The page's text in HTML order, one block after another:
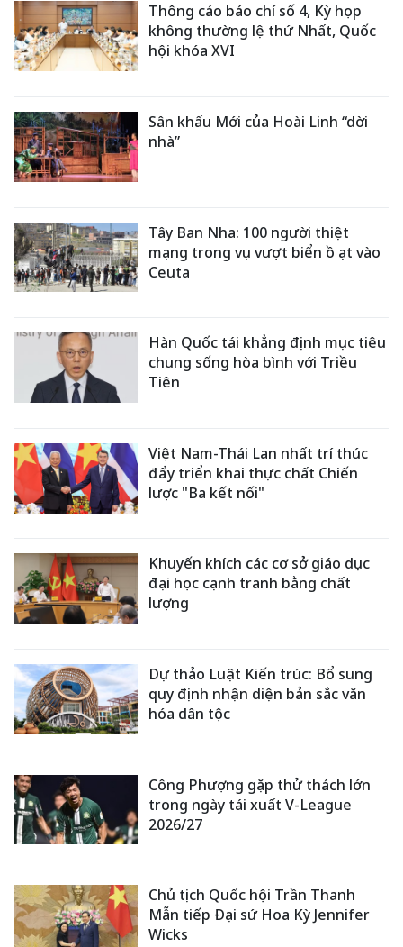
Thông cáo báo chí số 4, Kỳ họp
không thường lệ thứ Nhất, Quốc
hội khóa XVI
Sân khấu Mới của Hoài Linh “dời
nhà”
Tây Ban Nha: 100 người thiệt
mạng trong vụ vượt biển ồ ạt vào
Ceuta
Hàn Quốc tái khẳng định mục tiêu
chung sống hòa bình với Triều
Tiên
Việt Nam-Thái Lan nhất trí thúc
đẩy triển khai thực chất Chiến
lược "Ba kết nối"
Khuyến khích các cơ sở giáo dục
đại học cạnh tranh bằng chất
lượng
Dự thảo Luật Kiến trúc: Bổ sung
quy định nhận diện bản sắc văn
hóa dân tộc
Công Phượng gặp thử thách lớn
trong ngày tái xuất V-League
2026/27
Chủ tịch Quốc hội Trần Thanh
Mẫn tiếp Đại sứ Hoa Kỳ Jennifer
Wicks